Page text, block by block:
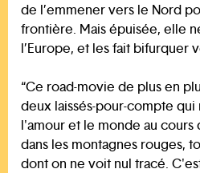
de l’emmener vers le Nord
frontière. Mais épuisée, elle
l’Europe, et les fait bifurquer
“Ce road-movie de plus en
deux laissés-pour-compte qui
l'amour et le monde au
dans les montagnes rouges,
dont on ne voit nul tracé.